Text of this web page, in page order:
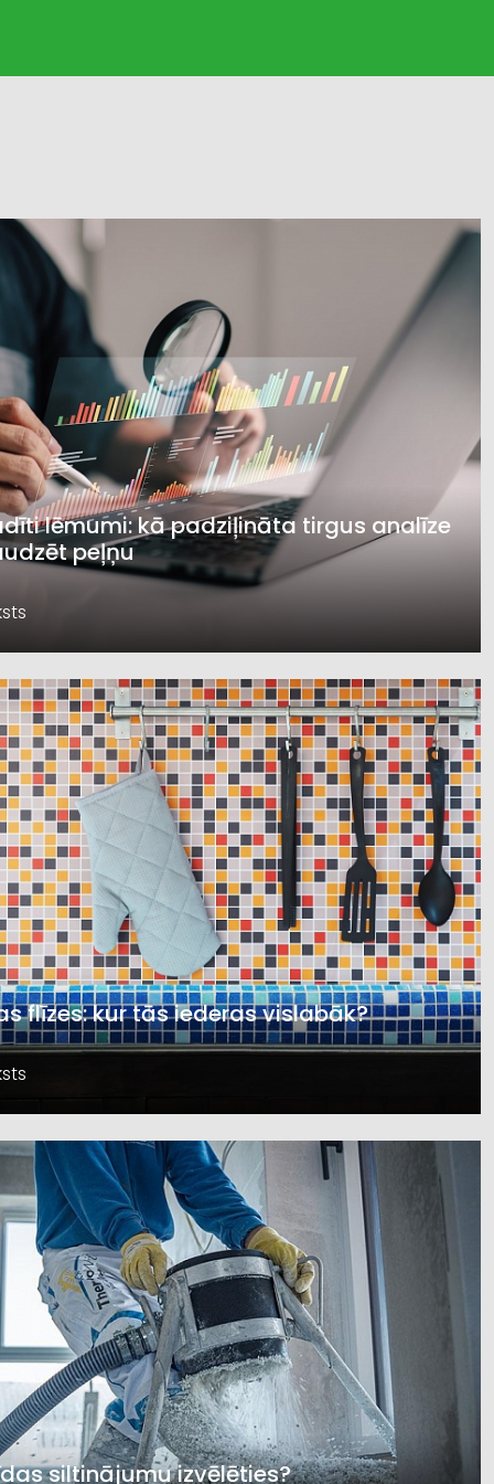
lēmumi: kā padziļināta tirgus analīze
peļņu
flīzes: kur tās iederas vislabāk?
siltinājumu izvēlēties?